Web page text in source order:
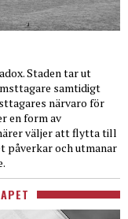
Staden tar ut
samtidigt
närvaro för
en form av
väljer att flytta till
påverkar och utmanar